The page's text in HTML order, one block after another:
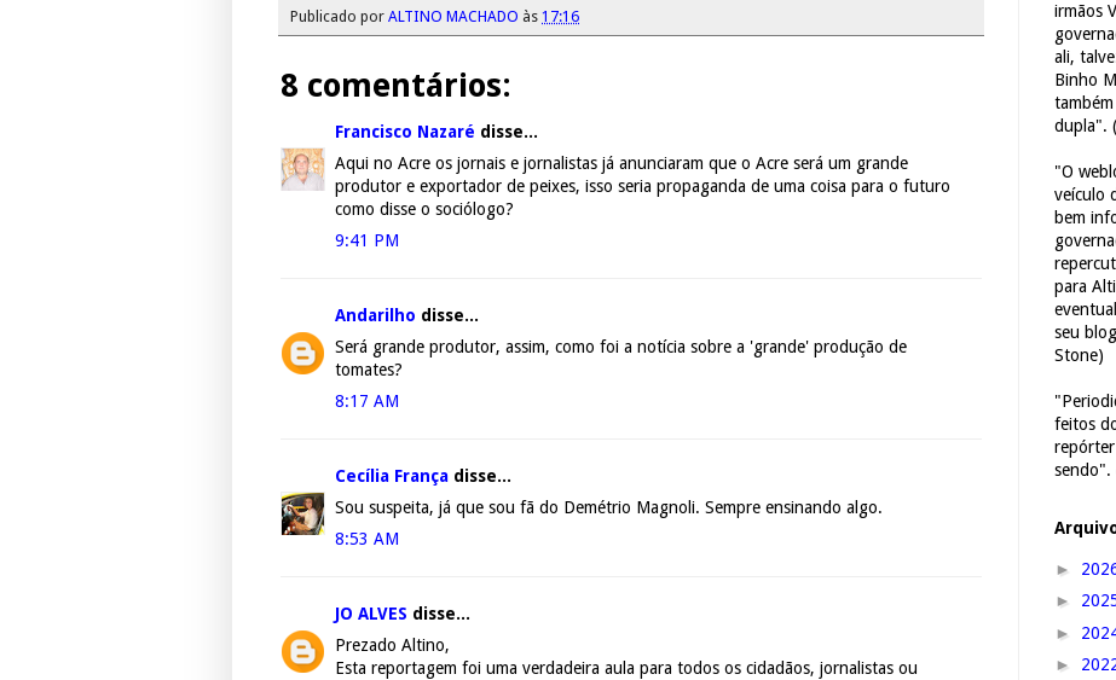
Publicado por ALTINO MACHADO às 17:16
8 comentários:
Francisco Nazaré disse...
Aqui no Acre os jornais e jornalistas já anunciaram que o Acre será um grande
produtor e exportador de peixes, isso seria propaganda de uma coisa para o futuro
como disse o sociólogo?
9:41 PM
Andarilho disse...
Será grande produtor, assim, como foi a notícia sobre a 'grande' produção de
tomates?
8:17 AM
Cecília França disse...
Sou suspeita, já que sou fã do Demétrio Magnoli. Sempre ensinando algo.
8:53 AM
JO ALVES disse...
Prezado Altino,
Esta reportagem foi uma verdadeira aula para todos os cidadãos, jornalistas ou
irmãos
ali,
Binho
dupla".
"O
veículo
bem
para
seu
Stone)
feitos
sendo".
►
►
►
►